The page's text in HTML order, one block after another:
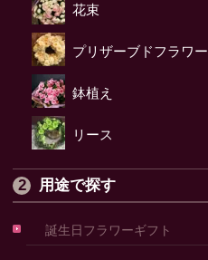
花束
プリザーブドフラワー
鉢植え
リース
用途で探す
誕生日フラワーギフト